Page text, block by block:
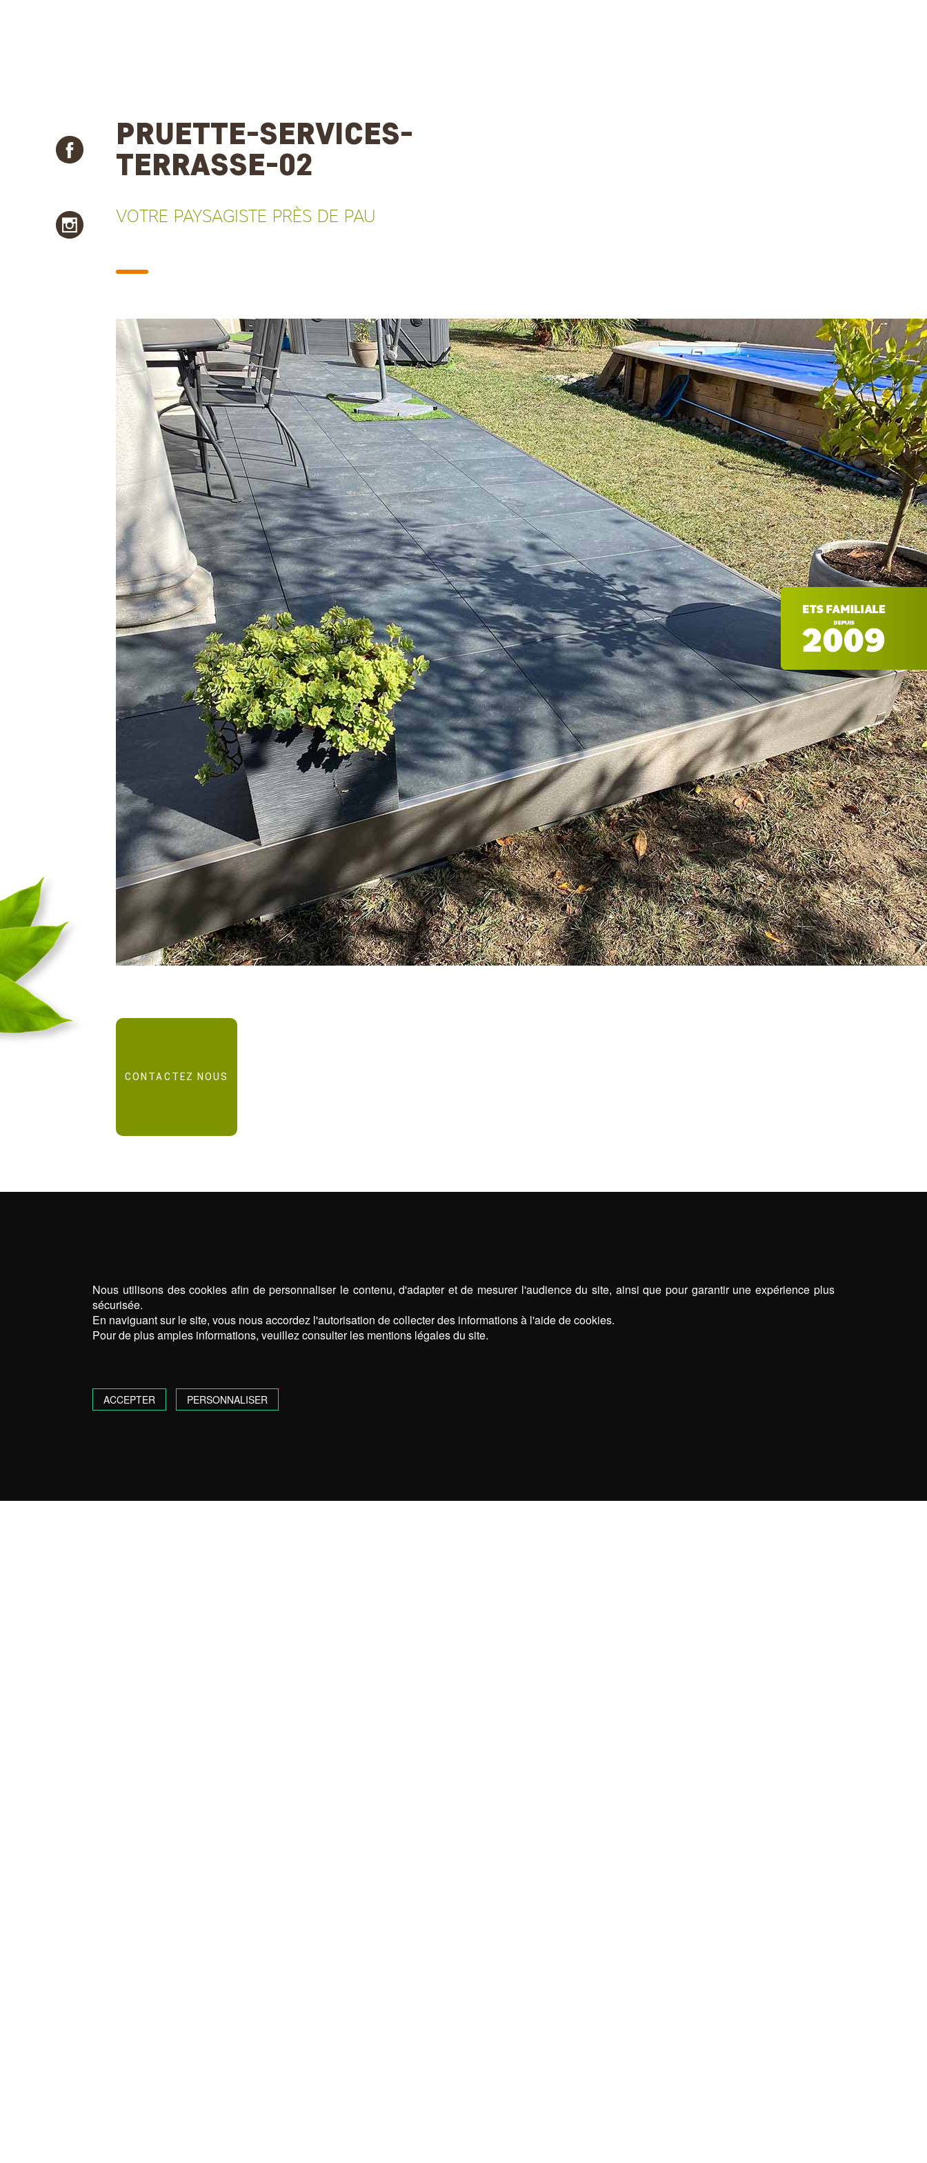
PRUETTE-SERVICES-
TERRASSE-02
VOTRE PAYSAGISTE PRÈS DE PAU
CONTACTEZ NOUS
Nous utilisons des cookies afin de personnaliser le contenu, d'adapter et de mesurer l'audience du site, ainsi que pour garantir une expérience plus
sécurisée.
En naviguant sur le site, vous nous accordez l'autorisation de collecter des informations à l'aide de cookies.
Pour de plus amples informations, veuillez consulter les mentions légales du site.
ACCEPTER PERSONNALISER